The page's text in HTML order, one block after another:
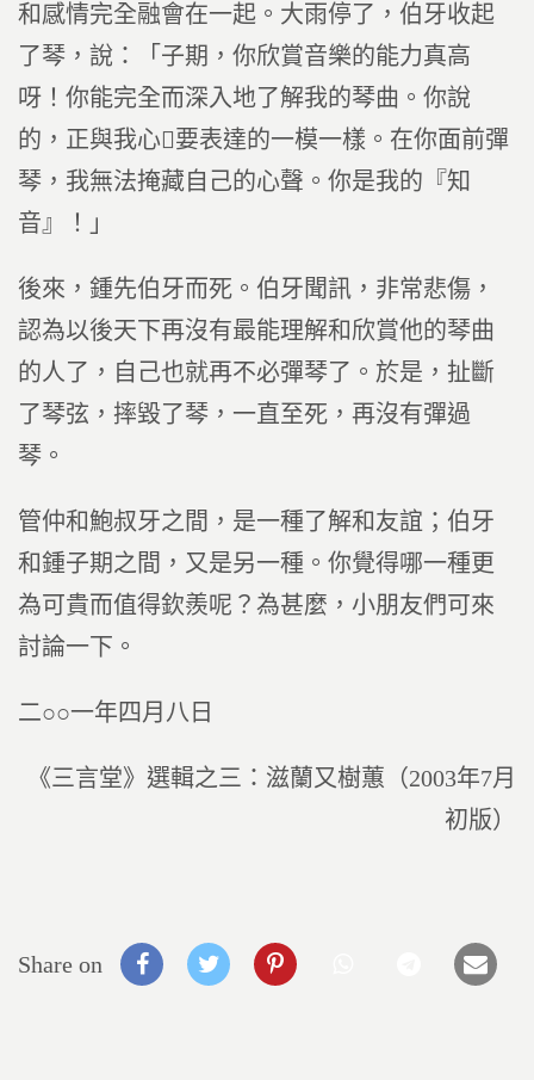
和感情完全融會在一起。大雨停了，伯牙收起
了琴，說：「子期，你欣賞音樂的能力真高
呀！你能完全而深入地了解我的琴曲。你說
的，正與我心要表達的一模一樣。在你面前彈
琴，我無法掩藏自己的心聲。你是我的『知
音』！」
後來，鍾先伯牙而死。伯牙聞訊，非常悲傷，
認為以後天下再沒有最能理解和欣賞他的琴曲
的人了，自己也就再不必彈琴了。於是，扯斷
了琴弦，摔毀了琴，一直至死，再沒有彈過
琴。
管仲和鮑叔牙之間，是一種了解和友誼；伯牙
和鍾子期之間，又是另一種。你覺得哪一種更
為可貴而值得欽羨呢？為甚麼，小朋友們可來
討論一下。
二○○一年四月八日
《三言堂》選輯之三：滋蘭又樹蕙（2003年7月
初版）
Share on